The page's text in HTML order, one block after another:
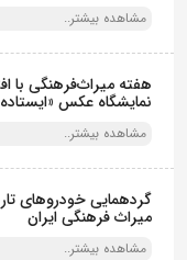
مشاهده بیشتر..
هفته میراث‌فرهنگی با
نمایشگاه عکس «ایستاده
مشاهده بیشتر..
گردهمایی خودروهای
میراث فرهنگی ایران
مشاهده بیشتر..